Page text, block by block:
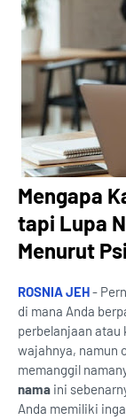
Mengapa
tapi Lupa
Menurut
ROSNIA JEH-
di mana Anda
perbelanjaan atau
wajahnya, namun
memanggil
nama ini
Anda memiliki